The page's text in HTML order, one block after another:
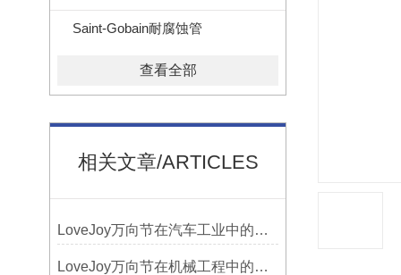
Saint-Gobain耐腐蚀管
查看全部
相关文章/ARTICLES
LoveJoy万向节在汽车工业中的重要性
LoveJoy万向节在机械工程中的重要性